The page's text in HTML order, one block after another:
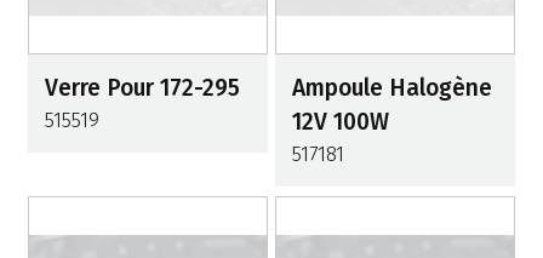
Verre Pour 172-295
515519
Ampoule Halogène
12V 100W
517181